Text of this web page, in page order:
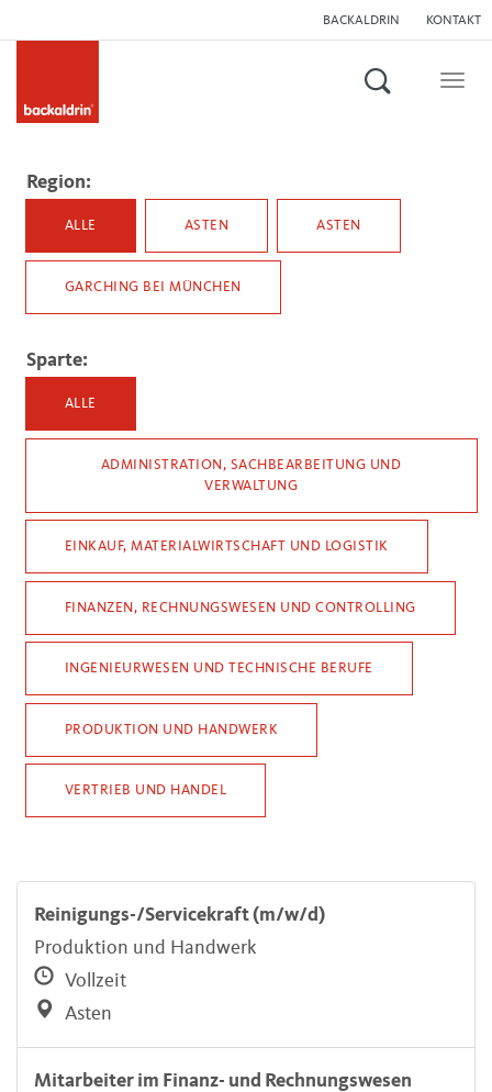
BACKALDRIN KONTAKT
Suchen
Region:
ALLE ASTEN ASTEN
GARCHING BEI MÜNCHEN
Sparte:
ALLE
ADMINISTRATION, SACHBEARBEITUNG UND
VERWALTUNG
EINKAUF, MATERIALWIRTSCHAFT UND LOGISTIK
FINANZEN, RECHNUNGSWESEN UND CONTROLLING
INGENIEURWESEN UND TECHNISCHE BERUFE
PRODUKTION UND HANDWERK
VERTRIEB UND HANDEL
Reinigungs-/Servicekraft (m/w/d)
Produktion und Handwerk
Vollzeit
Asten
Mitarbeiter im Finanz- und Rechnungswesen